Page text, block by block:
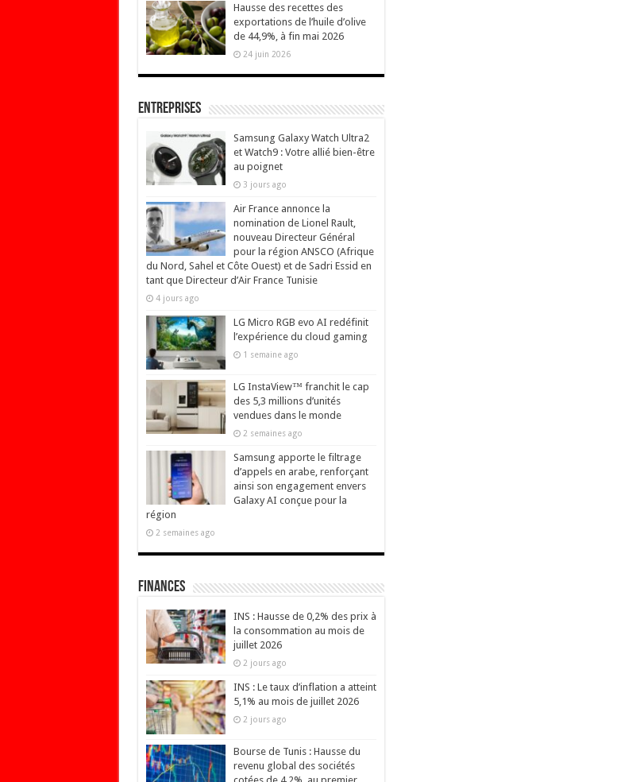
Hausse des recettes des
exportations de l’huile d’olive
de 44,9%, à fin mai 2026
24 juin 2026
Entreprises
Samsung Galaxy Watch Ultra2
et Watch9 : Votre allié bien-être
au poignet
3 jours ago
Air France annonce la
nomination de Lionel Rault,
nouveau Directeur Général
pour la région ANSCO (Afrique
du Nord, Sahel et Côte Ouest) et de Sadri Essid en
tant que Directeur d’Air France Tunisie
4 jours ago
LG Micro RGB evo AI redéfinit
l’expérience du cloud gaming
1 semaine ago
LG InstaView™ franchit le cap
des 5,3 millions d’unités
vendues dans le monde
2 semaines ago
Samsung apporte le filtrage
d’appels en arabe, renforçant
ainsi son engagement envers
Galaxy AI conçue pour la
région
2 semaines ago
Finances
INS : Hausse de 0,2% des prix à
la consommation au mois de
juillet 2026
2 jours ago
INS : Le taux d’inflation a atteint
5,1% au mois de juillet 2026
2 jours ago
Bourse de Tunis : Hausse du
revenu global des sociétés